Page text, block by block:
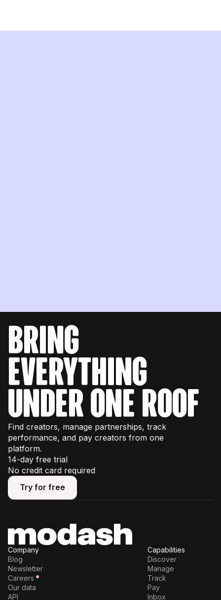
bring
everything
under one roof
Find creators, manage partnerships, track
performance, and pay creators from one
platform.
14-day free trial
No credit card required
Try for free
Try for free
Company
Blog
Newsletter
Careers
Our data
API
Capabilities
Discover
Manage
Track
Pay
Inbox